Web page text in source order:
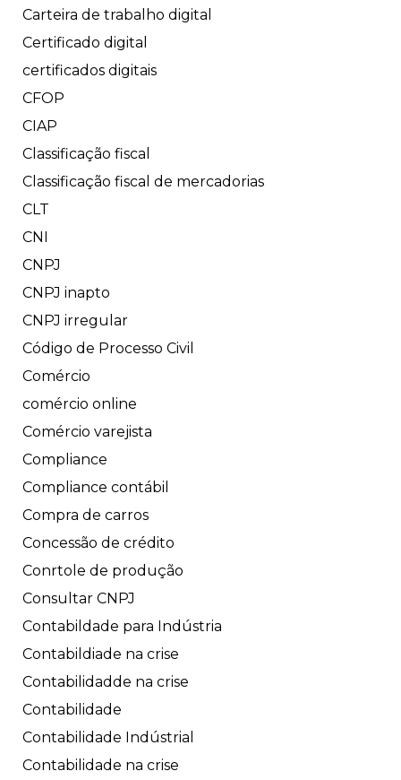
Carteira de trabalho digital
Certificado digital
certificados digitais
CFOP
CIAP
Classificação fiscal
Classificação fiscal de mercadorias
CLT
CNI
CNPJ
CNPJ inapto
CNPJ irregular
Código de Processo Civil
Comércio
comércio online
Comércio varejista
Compliance
Compliance contábil
Compra de carros
Concessão de crédito
Conrtole de produção
Consultar CNPJ
Contabildade para Indústria
Contabildiade na crise
Contabilidadde na crise
Contabilidade
Contabilidade Indústrial
Contabilidade na crise